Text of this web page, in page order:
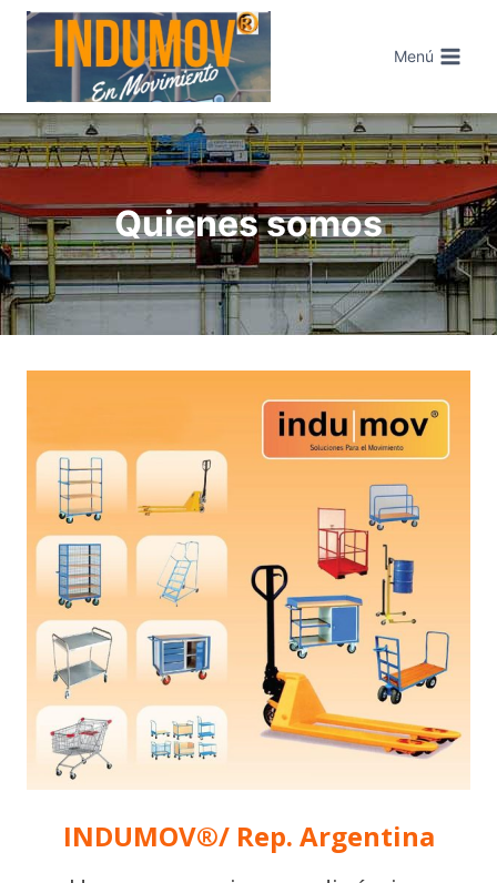
Saltar
contenido
Menú
Quienes somos
INDUMOV®/ Rep. Argentina